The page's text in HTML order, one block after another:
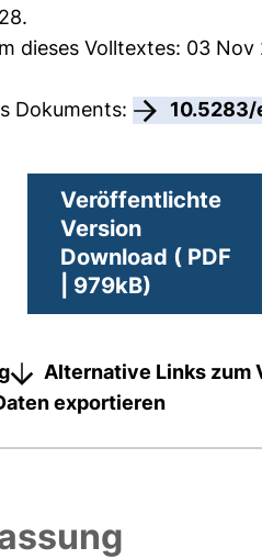
dieses Volltextes: 03 Nov
Dokuments:
Veröffentlichte
Version
Download ( PDF
| 979kB)
Alternative Links zum
exportieren